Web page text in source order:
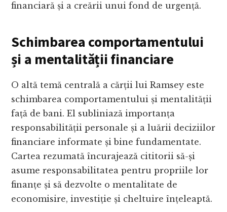
financiară și a creării unui fond de urgență.
Schimbarea comportamentului
și a mentalității financiare
O altă temă centrală a cărții lui Ramsey este
schimbarea comportamentului și mentalității
față de bani. El subliniază importanța
responsabilității personale și a luării deciziilor
financiare informate și bine fundamentate.
Cartea rezumată încurajează cititorii să-și
asume responsabilitatea pentru propriile lor
finanțe și să dezvolte o mentalitate de
economisire, investiție și cheltuire înțeleaptă.